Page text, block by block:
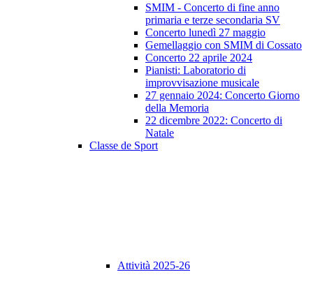
SMIM - Concerto di fine anno
primaria e terze secondaria SV
Concerto lunedì 27 maggio
Gemellaggio con SMIM di Cossato
Concerto 22 aprile 2024
Pianisti: Laboratorio di
improvvisazione musicale
27 gennaio 2024: Concerto Giorno
della Memoria
22 dicembre 2022: Concerto di
Natale
Classe de Sport
Attività 2025-26